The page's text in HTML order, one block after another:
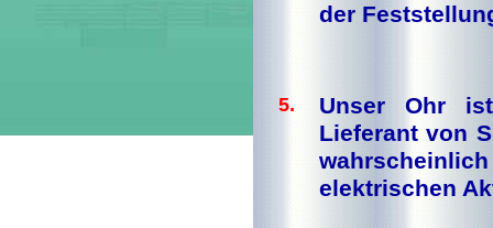
der
Unser Ohr
Lieferant von
elektrischen
5.